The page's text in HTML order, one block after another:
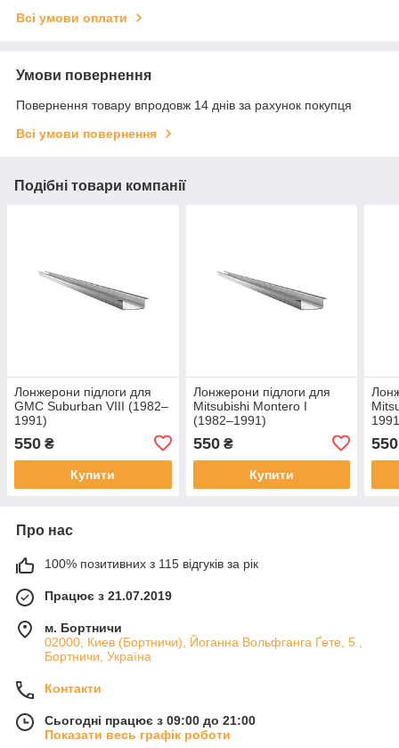
Всі умови оплати
Умови повернення
Повернення товару впродовж 14 днів за рахунок покупця
Всі умови повернення
Подібні товари компанії
Лонжерони підлоги для
GMC Suburban VIII (1982–
1991)
550 ₴
Купити
Лонжерони підлоги для
Mitsubishi Montero I
(1982–1991)
550₴
Купити
550
Про нас
100% позитивних з 115 відгуків за рік
Працює з 21.07.2019
м. Бортничи
02000, Киев (Бортничи), Йоганна Вольфганга Ґете, 5 ,
Бортничи, Україна
Контакти
Сьогодні працює з 09:00 до 21:00
Показати весь графік роботи